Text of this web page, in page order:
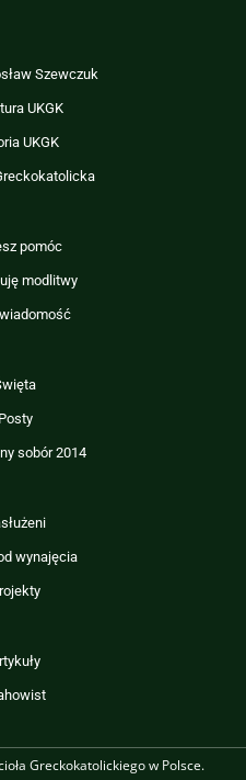
Szewczuk
UKGK
UKGK
pomóc
modlitwy
Posty
sobór 2014
wynajęcia
Greckokatolickiego w Polsce.